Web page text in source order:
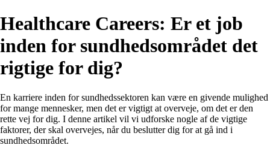
Healthcare Careers: Er et job
inden for sundhedsområdet det
rigtige for dig?
En karriere inden for sundhedssektoren kan være en givende mulighed
for mange mennesker, men det er vigtigt at overveje, om det er den
rette vej for dig. I denne artikel vil vi udforske nogle af de vigtige
faktorer, der skal overvejes, når du beslutter dig for at gå ind i
sundhedsområdet.